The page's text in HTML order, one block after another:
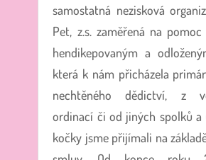
samostatná nezisková
Pet, z.s. zaměřená na
hendikepovaným a
která k nám přicházela
nechtěného dědictví, z
ordinací či od jiných spolků a
kočky jsme přijímali na